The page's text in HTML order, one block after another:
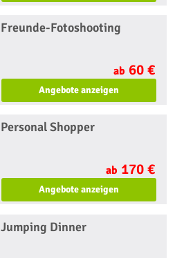
Freunde-Fotoshooting
ab 60 €
Angebote anzeigen
Personal Shopper
ab 170 €
Angebote anzeigen
Jumping Dinner